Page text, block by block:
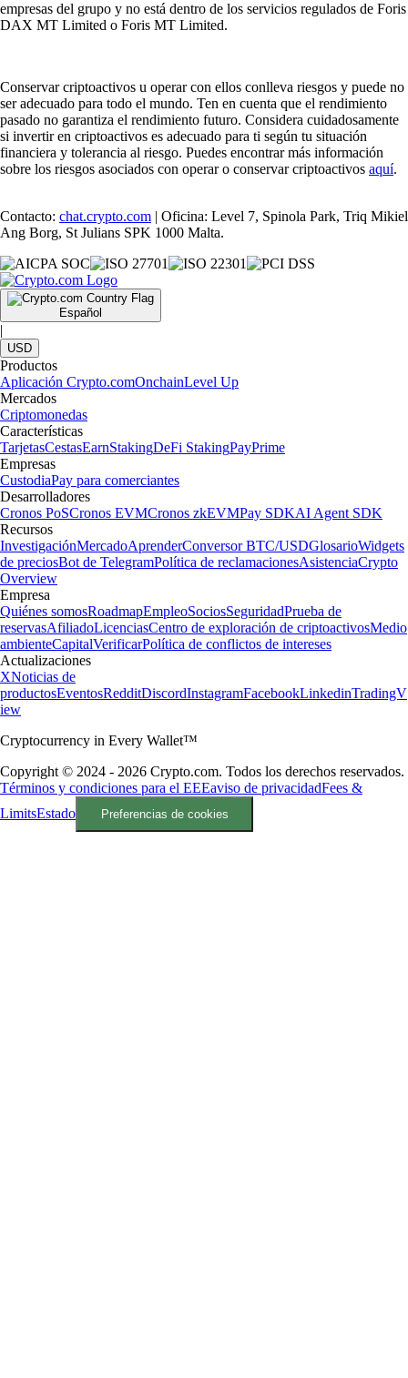
empresas del grupo y no está dentro de los servicios regulados de Foris
DAX MT Limited o Foris MT Limited.
Conservar criptoactivos u operar con ellos conlleva riesgos y puede no
ser adecuado para todo el mundo. Ten en cuenta que el rendimiento
pasado no garantiza el rendimiento futuro. Considera cuidadosamente
si invertir en criptoactivos es adecuado para ti según tu situación
financiera y tolerancia al riesgo. Puedes encontrar más información
sobre los riesgos asociados con operar o conservar criptoactivos aquí.
Contacto: chat.crypto.com | Oficina: Level 7, Spinola Park, Triq Mikiel
Ang Borg, St Julians SPK 1000 Malta.
Español
|
USD
Productos
Aplicación Crypto.comOnchainLevel Up
Mercados
Criptomonedas
Características
TarjetasCestasEarnStakingDeFi StakingPayPrime
Empresas
CustodiaPay para comerciantes
Desarrolladores
Cronos PoSCronos EVMCronos zkEVMPay SDKAI Agent SDK
Recursos
InvestigaciónMercadoAprenderConversor BTC/USDGlosarioWidgets
de preciosBot de TelegramPolítica de reclamacionesAsistenciaCrypto
Overview
Empresa
Quiénes somosRoadmapEmpleoSociosSeguridadPrueba de
reservasAfiliadoLicenciasCentro de exploración de criptoactivosMedio
ambienteCapitalVerificarPolítica de conflictos de intereses
Actualizaciones
XNoticias de
productosEventosRedditDiscordInstagramFacebookLinkedinTradingV
iew
Cryptocurrency in Every Wallet™
Copyright © 2024 - 2026 Crypto.com. Todos los derechos reservados.
Términos y condiciones para el EEEaviso de privacidadFees &
LimitsEstado Preferencias de cookies